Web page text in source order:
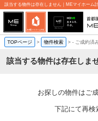
該当する物件は存在しません｜MEマイホーム
TOPページ > 物件検索 >- ご成約済
該当する物件は存在しま
お探しの物件はご
下記にて再検